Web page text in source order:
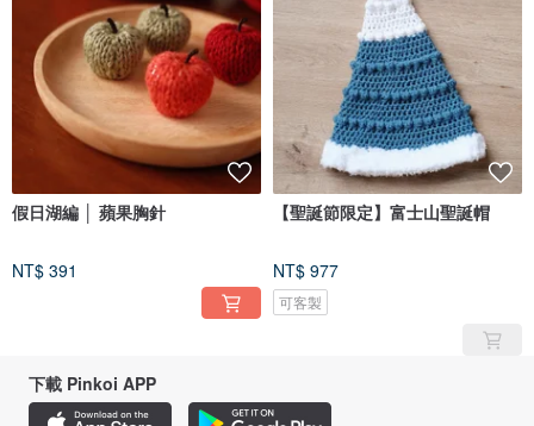
假日湖編 │ 蘋果胸針
NT$ 391
【聖誕節限定】富士山聖誕帽
NT$ 977
可客製
下載 Pinkoi APP